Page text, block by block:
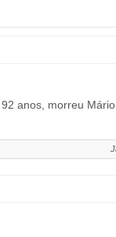
anos, morreu